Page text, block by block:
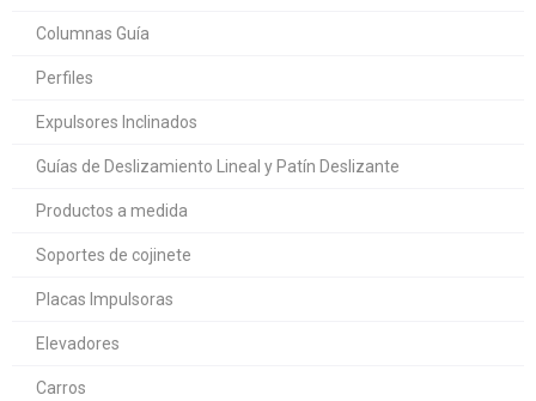
Columnas Guía
Perfiles
Expulsores Inclinados
Guías de Deslizamiento Lineal y Patín Deslizante
Productos a medida
Soportes de cojinete
Placas Impulsoras
Elevadores
Carros